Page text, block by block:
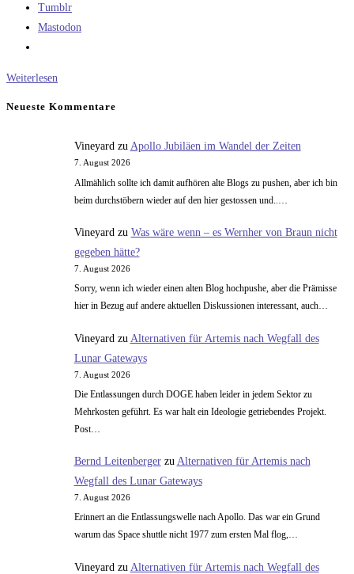
Tumblr
Mastodon
Weiterlesen
Impuls
Neueste Kommentare
Vineyardzu Apollo Jubiläen im Wandel der Zeiten
7. August 2026
Allmählich sollte ich damit aufhören alte Blogs zu pushen, aber ich bin
beim durchstöbern wieder auf den hier gestossen und..…
Vineyard zu Was wäre wenn – es Wernher von Braun nicht
gegeben hätte?
7. August 2026
Sorry, wenn ich wieder einen alten Blog hochpushe, aber die Prämisse
hier in Bezug auf andere aktuellen Diskussionen interessant, auch…
Vineyard zu Alternativen für Artemis nach Wegfall des
Lunar Gateways
7. August 2026
Die Entlassungen durch DOGE haben leider in jedem Sektor zu
Mehrkosten geführt. Es war halt ein Ideologie getriebendes Projekt.
Post…
Bernd Leitenbergerzu Alternativen für Artemis nach
Wegfall des Lunar Gateways
7. August 2026
Erinnert an die Entlassungswelle nach Apollo. Das war ein Grund
warum das Space shuttle nicht 1977 zum ersten Mal flog,…
Vineyard zu Alternativen für Artemis nach Wegfall des